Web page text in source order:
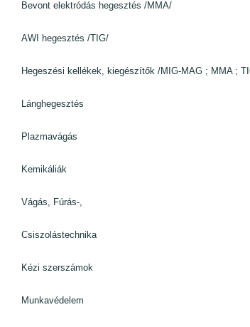
Bevont elektródás hegesztés /MMA/
AWI hegesztés /TIG/
Hegeszési kellékek, kiegészítők /MIG-MAG ; MMA ;
Lánghegesztés
Plazmavágás
Kemikáliák
Vágás, Fúrás-,
Csiszolástechnika
Kézi szerszámok
Munkavédelem